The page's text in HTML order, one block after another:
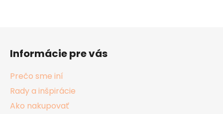
Informácie pre vás
Prečo sme iní
Rady a inšpirácie
Ako nakupovať